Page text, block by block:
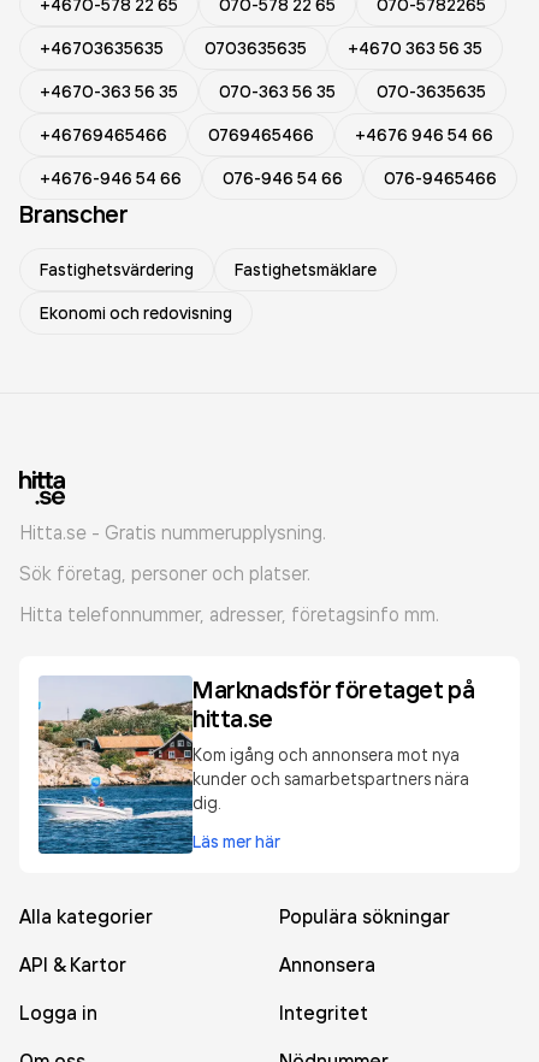
+4670-578 22 65
070-578 22 65
070-5782265
+46703635635
0703635635
+4670 363 56 35
+4670-363 56 35
070-363 56 35
070-3635635
+46769465466
0769465466
+4676 946 54 66
+4676-946 54 66
076-946 54 66 076-9465466
Branscher
Fastighetsvärdering
Fastighetsmäklare
Ekonomi och redovisning
Hitta.se - Gratis nummerupplysning.
Sök företag, personer och platser.
Hitta telefonnummer, adresser, företagsinfo mm.
Marknadsför företaget på
hitta.se
Kom igång och annonsera mot nya
kunder och samarbetspartners nära
dig.
Läs mer här
Alla kategorier
Populära sökningar
API & Kartor
Annonsera
Logga in
Integritet